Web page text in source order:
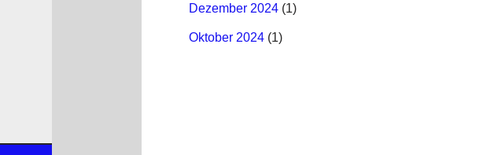
Dezember 2024 (1)
Oktober 2024 (1)